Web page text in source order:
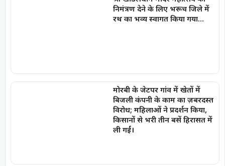
निमंत्रण देने के लिए भरूच जिले में
रथ का भव्य स्वागत किया गया…
मोरबी के जेटपर गांव में खेतों में
बिजली कंपनी के काम का ज़बरदस्त
विरोध; महिलाओं ने प्रदर्शन किया,
किसानों से भरी तीन बसें हिरासत में
ली गईं।